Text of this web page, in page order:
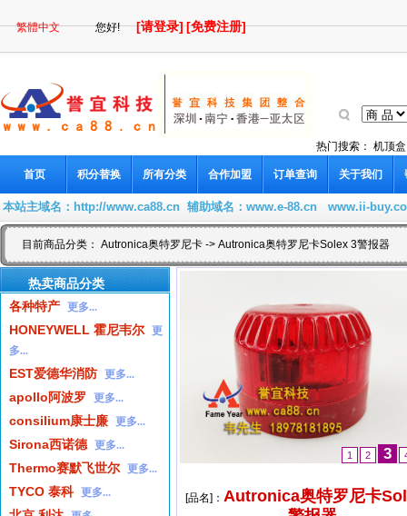
繁體中文 您好![请登录][免费注册]
热门搜索： 机顶盒
首页 积分替换 所有分类 合作加盟 订单查询 关于我们
本站主域名： http://www.ca88.cn 辅助域名： www.e-88.cn www.ii-
目前商品分类： Autronica奥特罗尼卡 -> Autronica奥特罗尼卡Solex 3警报器
热卖商品分类
各种特产 更多...
HONEYWELL 霍尼韦尔 更
多...
EST爱德华消防 更多...
apollo阿波罗 更多...
consilium康士廉 更多...
Sirona西诺德 更多...
Thermo赛默飞世尔 更多...
TYCO 泰科 更多...
1 2 3
[品名]： Autronica奥特罗尼卡